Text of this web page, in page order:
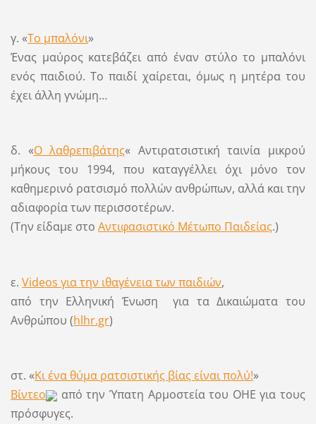
γ. «Το μπαλόνι»
Ένας μαύρος κατεβάζει από έναν στύλο το μπαλόνι
ενός παιδιού. Το παιδί χαίρεται, όμως η μητέρα του
έχει άλλη γνώμη…
δ. «Ο λαθρεπιβάτης« Αντιρατσιστική ταινία μικρού
μήκους του 1994, που καταγγέλλει όχι μόνο τον
καθημερινό ρατσισμό πολλών ανθρώπων, αλλά και την
αδιαφορία των περισσοτέρων.
(Την είδαμε στο Αντιφασιστικό Μέτωπο Παιδείας.)
ε. Videos για την ιθαγένεια των παιδιών,
από την Ελληνική Ένωση για τα Δικαιώματα του
Ανθρώπου (hlhr.gr)
στ. «Κι ένα θύμα ρατσιστικής βίας είναι πολύ!»
Βίντεο
από την Ύπατη Αρμοστεία του ΟΗΕ για τους
πρόσφυγες.